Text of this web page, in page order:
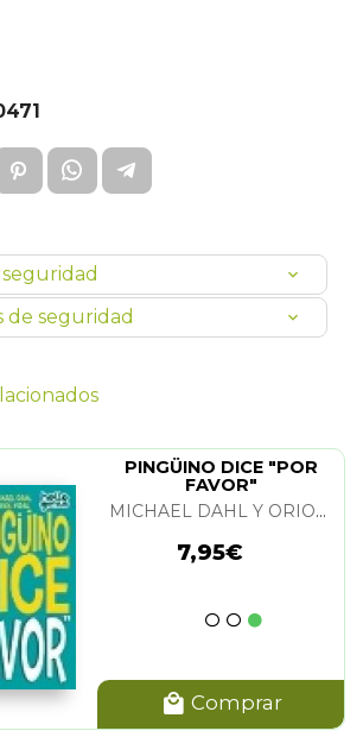
de seguridad
PINGÜINO DICE "POR
FAVOR"
MICHAEL DAHL Y ORIOL VIDAL
7,95€
Comprar